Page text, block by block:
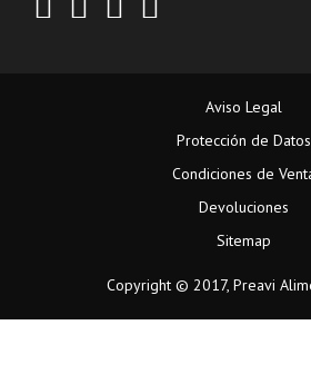
Aviso Legal
Protección de Datos
Condiciones de
Devoluciones
Sitemap
Copyright © 2017, Preavi